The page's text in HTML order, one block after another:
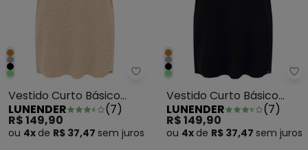
Lunender - Vestido Curto
Vestido Curto Básico
com Bolsos Mescla
LUNENDER (7)
R$ 149,90
ou 4x de R$ 37,47 sem juros
Vestido Curto Básico
com Bolsos Preto
LUNENDER (7)
R$ 149,90
ou 4x de R$ 37,47 sem juros